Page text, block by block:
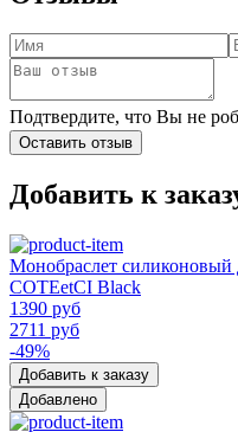
Подтвердите, что Вы не
Оставить отзыв
Добавить к
Монобраслет силиконовый
COTEetCI Black
1390 руб
2711 руб
-49%
Добавить к заказу
Добавлено